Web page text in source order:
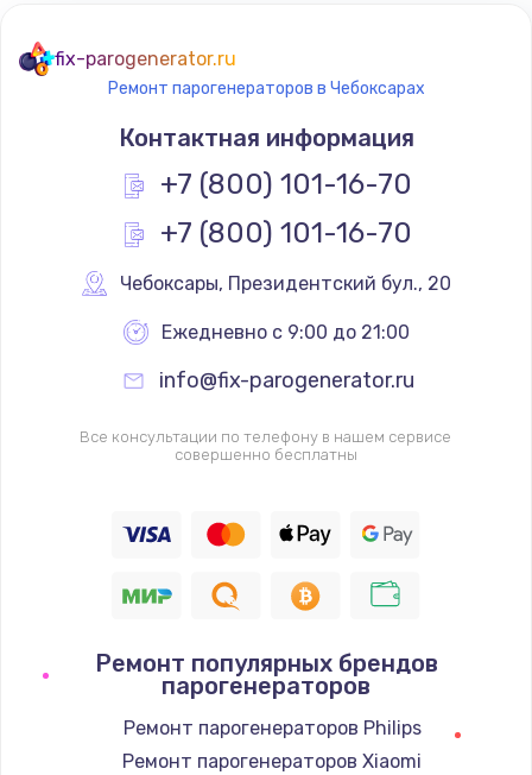
fix-parogenerator.ru
Ремонт парогенераторов в Чебоксарах
Контактная информация
+7 (800) 101-16-70
+7 (800) 101-16-70
Чебоксары, Президентский бул., 20
Ежедневно с 9:00 до 21:00
info@fix-parogenerator.ru
Все консультации по телефону в нашем сервисе
совершенно бесплатны
Ремонт популярных брендов
парогенераторов
Ремонт парогенераторов Philips
Ремонт парогенераторов Xiaomi